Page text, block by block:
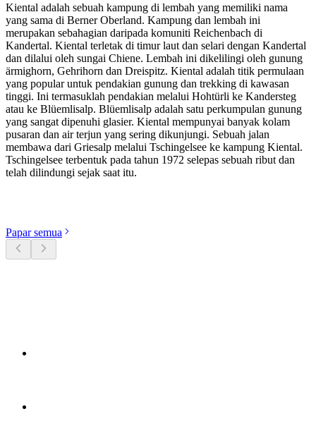
Kiental adalah sebuah kampung di lembah yang memiliki nama
yang sama di Berner Oberland. Kampung dan lembah ini
merupakan sebahagian daripada komuniti Reichenbach di
Kandertal. Kiental terletak di timur laut dan selari dengan Kandertal
dan dilalui oleh sungai Chiene. Lembah ini dikelilingi oleh gunung
ärmighorn, Gehrihorn dan Dreispitz. Kiental adalah titik permulaan
yang popular untuk pendakian gunung dan trekking di kawasan
tinggi. Ini termasuklah pendakian melalui Hohtürli ke Kandersteg
atau ke Blüemlisalp. Blüemlisalp adalah satu perkumpulan gunung
yang sangat dipenuhi glasier. Kiental mempunyai banyak kolam
pusaran dan air terjun yang sering dikunjungi. Sebuah jalan
membawa dari Griesalp melalui Tschingelsee ke kampung Kiental.
Tschingelsee terbentuk pada tahun 1972 selepas sebuah ribut dan
telah dilindungi sejak saat itu.
Papar semua